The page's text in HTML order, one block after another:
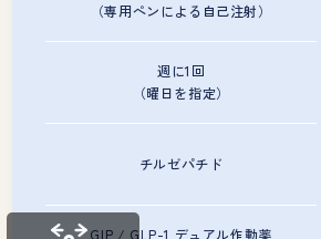
（専用ペンによる自己注射）
週に1回
（曜日を指定）
チルゼパチド
GIP / GLP-1 デュアル作動薬